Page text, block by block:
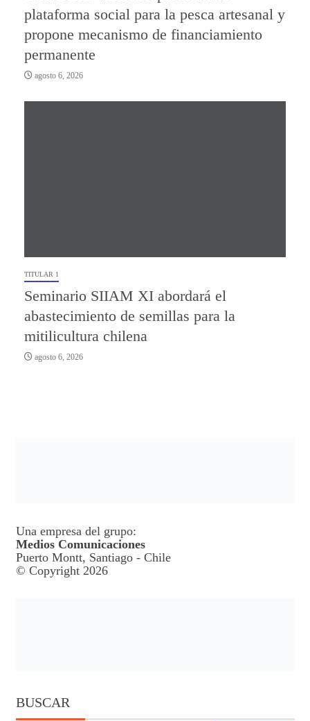
plataforma social para la pesca artesanal y
propone mecanismo de financiamiento
permanente
agosto 6, 2026
TITULAR 1
Seminario SIIAM XI abordará el
abastecimiento de semillas para la
mitilicultura chilena
agosto 6, 2026
Una empresa del grupo:
Medios Comunicaciones
Puerto Montt, Santiago - Chile
© Copyright 2026
BUSCAR